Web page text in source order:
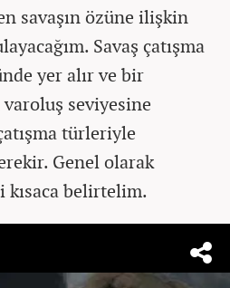
savaşın özüne ilişkin
Savaş çatışma
yer alır ve bir
seviyesine
türleriyle
Genel olarak
kısaca belirtelim.